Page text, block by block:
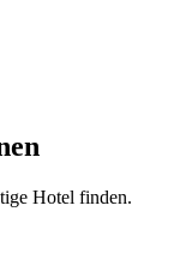
Hotel finden.